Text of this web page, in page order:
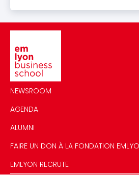
NEWSROOM
AGENDA
ALUMNI
FAIRE UN DON À LA FONDATION
EMLYON RECRUTE